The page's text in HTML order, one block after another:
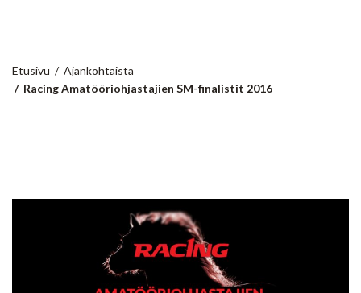
Etusivu
Ajankohtaista
Racing Amatööriohjastajien SM-finalistit 2016